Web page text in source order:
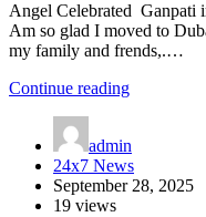
Angel Celebrated Ganpati
Am so glad I moved to
my family and frends,.…
Continue reading
admin
24x7 News
September 28, 2025
19 views